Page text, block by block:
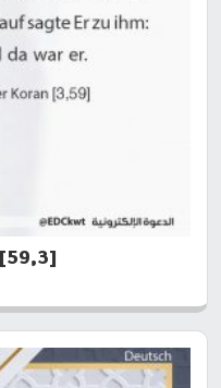
[59,3]Der Koran